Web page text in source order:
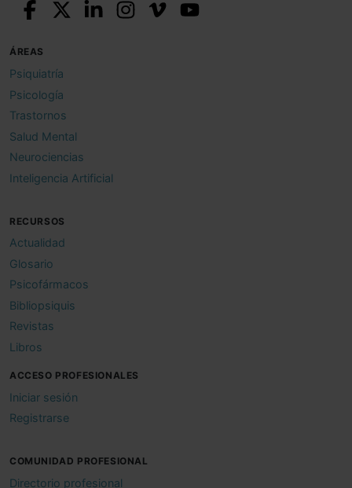
ÁREAS
Psiquiatría
Psicología
Trastornos
Salud Mental
Neurociencias
Inteligencia Artificial
RECURSOS
Actualidad
Glosario
Psicofármacos
Bibliopsiquis
Revistas
Libros
ACCESO PROFESIONALES
Iniciar sesión
Registrarse
COMUNIDAD PROFESIONAL
Directorio profesional